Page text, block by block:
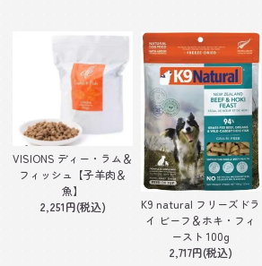
VISIONS ディー・ラム＆
フィッシュ【子羊肉＆
魚】
2,251円(税込)
K9 natural フリーズドラ
イ ビーフ＆ホキ・フィ
ースト 100g
2,717円(税込)